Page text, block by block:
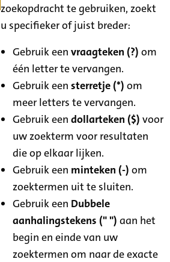
zoekopdracht te gebruiken, zoekt
u specifieker of juist breder:
Gebruik eenvraagteken (?) om
één letter te vervangen.
Gebruik eensterretje (*) om
meer letters te vervangen.
Gebruik eendollarteken ($) voor
uw zoekterm voor resultaten
die op elkaar lijken.
Gebruik een minteken (-) om
zoektermen uit te sluiten.
Gebruik een Dubbele
aanhalingstekens (" ") aan het
begin en einde van uw
zoektermen om naar de exacte